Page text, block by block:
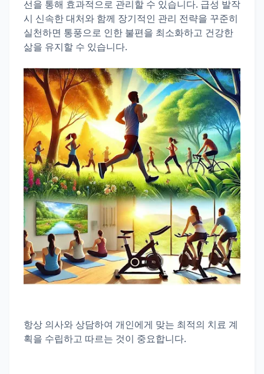
선을 통해 효과적으로 관리할 수 있습니다. 급성 발작
시 신속한 대처와 함께 장기적인 관리 전략을 꾸준히
실천하면 통풍으로 인한 불편을 최소화하고 건강한
삶을 유지할 수 있습니다.
항상 의사와 상담하여 개인에게 맞는 최적의 치료 계
획을 수립하고 따르는 것이 중요합니다.